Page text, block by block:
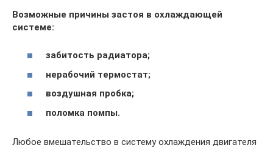
Возможные причины застоя в охлаждающей
системе:
забитость радиатора;
нерабочий термостат;
воздушная пробка;
поломка помпы.
Любое вмешательство в систему охлаждения двигателя